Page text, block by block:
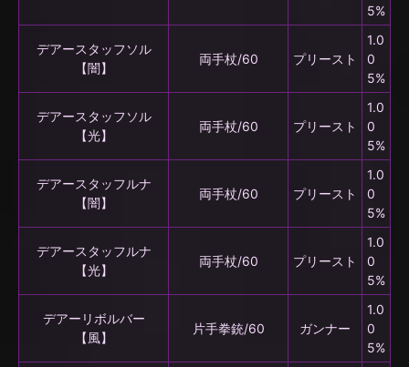
5%
デアースタッフソル
【闇】
両手杖/60 プリースト
1.0
0
5%
デアースタッフソル
【光】
両手杖/60 プリースト
1.0
0
5%
デアースタッフルナ
【闇】
両手杖/60 プリースト
1.0
0
5%
デアースタッフルナ
【光】
両手杖/60 プリースト
1.0
0
5%
デアーリボルバー
【風】
片手拳銃/60 ガンナー
1.0
0
5%